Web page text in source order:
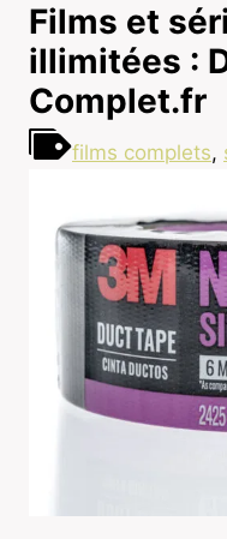
Films et
illimitées :
Complet.fr
films complets,